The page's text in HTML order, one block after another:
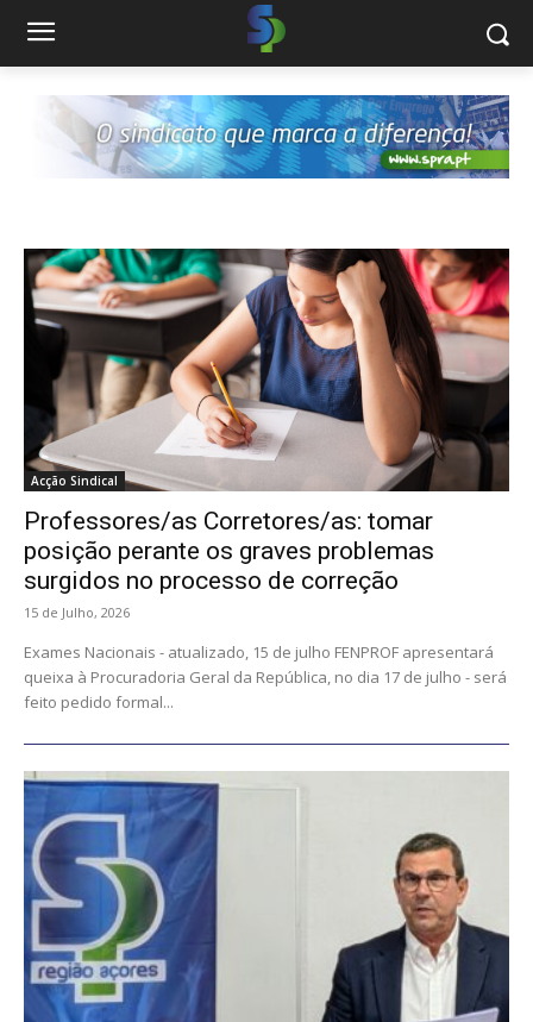
Acção Sindical
Professores/as Corretores/as: tomar
posição perante os graves problemas
surgidos no processo de correção
15 de Julho, 2026
Exames Nacionais - atualizado, 15 de julho FENPROF apresentará
queixa à Procuradoria Geral da República, no dia 17 de julho - será
feito pedido formal...